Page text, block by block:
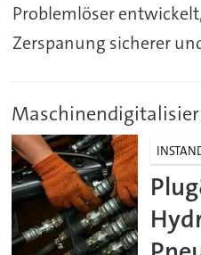
Problemlöser
Zerspanung sicherer